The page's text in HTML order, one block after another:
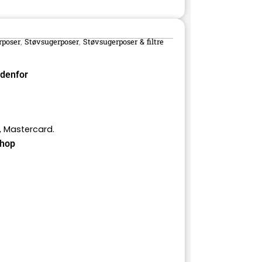
,Støvsugerposer,Støvsugerposer & filtre
Mastercard.